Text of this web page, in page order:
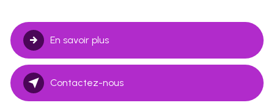
En savoir plus
Contactez-nous